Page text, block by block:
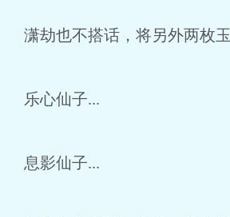
潇劫也不搭话，将另外两枚玉
乐心仙子...
息影仙子...